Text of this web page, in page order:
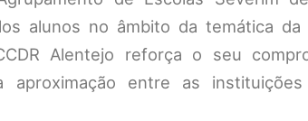
alunos no âmbito da temática
Alentejo reforça o seu
entre as